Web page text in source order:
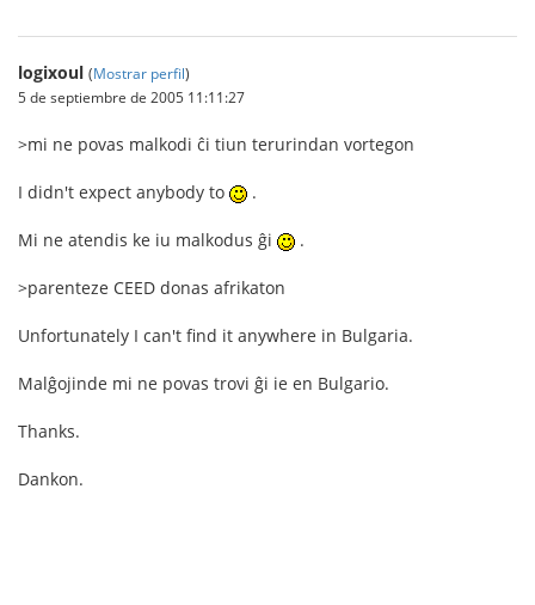
logixoul (Mostrar perfil)
5 de septiembre de 2005 11:11:27
>mi ne povas malkodi ĉi tiun terurindan vortegon
I didn't expect anybody to .
Mi ne atendis ke iu malkodus ĝi .
>parenteze CEED donas afrikaton
Unfortunately I can't find it anywhere in Bulgaria.
Malĝojinde mi ne povas trovi ĝi ie en Bulgario.
Thanks.
Dankon.